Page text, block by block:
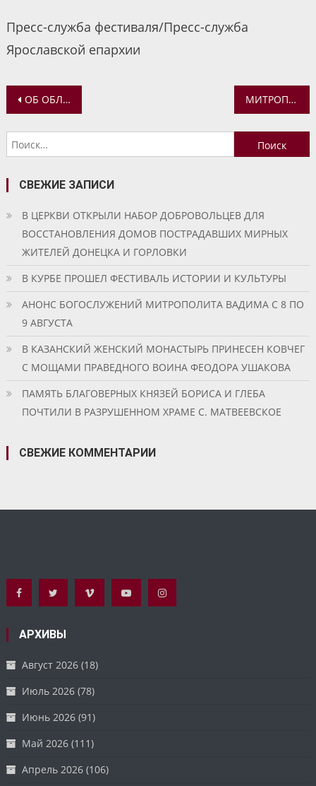
Пресс-служба фестиваля/Пресс-служба
Ярославской епархии
Навигация
по
записям
ОБ ОБЛАЧЕНИИ СВЯЩЕННОСЛУЖИТЕЛЕЙ РАССКАЗАЛИ УЧЕНИКАМ ВОСКРЕСНОЙ ШКОЛЫ «ПЧЕЛКИ» МИТРОПОЛИТ ВАДИМ СОВЕРШИЛ БОЖЕСТВЕННУЮ ЛИТУРГИЮ В КАЗАНСКОМ ЖЕНСКОМ МОНАСТЫРЕ
Найти:
СВЕЖИЕ ЗАПИСИ
В ЦЕРКВИ ОТКРЫЛИ НАБОР ДОБРОВОЛЬЦЕВ ДЛЯ
ВОССТАНОВЛЕНИЯ ДОМОВ ПОСТРАДАВШИХ МИРНЫХ
ЖИТЕЛЕЙ ДОНЕЦКА И ГОРЛОВКИ
В КУРБЕ ПРОШЕЛ ФЕСТИВАЛЬ ИСТОРИИ И КУЛЬТУРЫ
АНОНС БОГОСЛУЖЕНИЙ МИТРОПОЛИТА ВАДИМА С 8 ПО
9 АВГУСТА
В КАЗАНСКИЙ ЖЕНСКИЙ МОНАСТЫРЬ ПРИНЕСЕН КОВЧЕГ
С МОЩАМИ ПРАВЕДНОГО ВОИНА ФЕОДОРА УШАКОВА
ПАМЯТЬ БЛАГОВЕРНЫХ КНЯЗЕЙ БОРИСА И ГЛЕБА
ПОЧТИЛИ В РАЗРУШЕННОМ ХРАМЕ С. МАТВЕЕВСКОЕ
СВЕЖИЕ КОММЕНТАРИИ
АРХИВЫ
Август 2026 (18)
Июль 2026 (78)
Июнь 2026 (91)
Май 2026 (111)
Апрель 2026 (106)